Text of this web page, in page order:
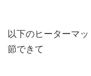
以下のヒーターマ
節できて